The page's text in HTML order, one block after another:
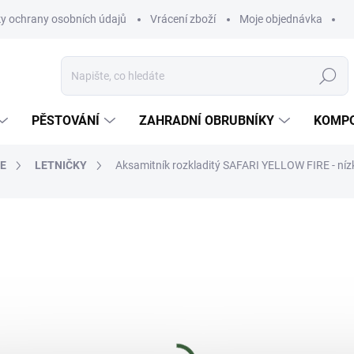
ochrany osobních údajů Vrácení zboží Moje objednávka
Hledat
PĚSTOVÁNÍ ZAHRADNÍ OBRUBNÍKY
LETNIČKY Aksamitník rozkladitý SAFARI YELLOW FIRE -